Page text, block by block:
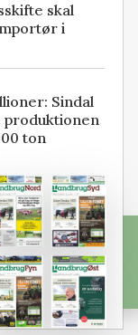
skal
i
Sindal
produktionen
ton